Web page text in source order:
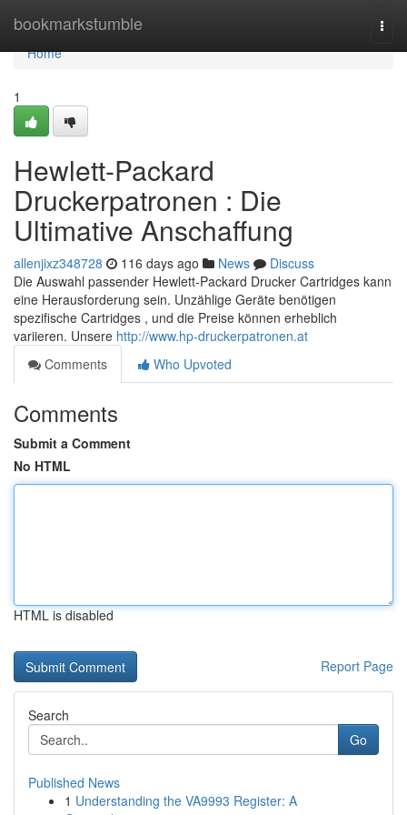
bookmarkstumble
Home
Home
1
Hewlett-Packard
Druckerpatronen : Die
Ultimative Anschaffung
allenjixz348728 116 days ago News
Discuss
Die Auswahl passender Hewlett-Packard Drucker Cartridges kann
eine Herausforderung sein. Unzählige Geräte benötigen
spezifische Cartridges , und die Preise können erheblich
variieren. Unsere http://www.hp-druckerpatronen.at
Comments
Who Upvoted
Comments
Submit a Comment
No HTML
HTML is disabled
Report Page
Search
Go
Published News
1 Understanding the VA9993 Register: A